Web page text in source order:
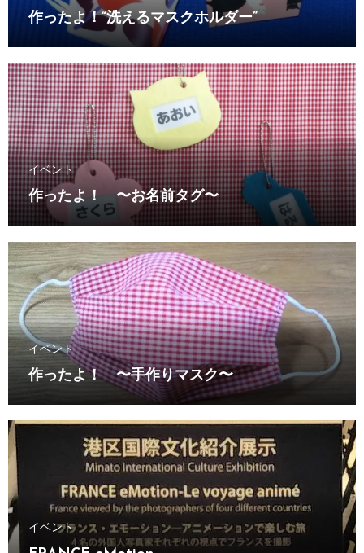
作ったよ！“洗えるマスクホルダー”
イベント
作ったよ！ 〜お名前タグ〜
イベント
作ったよ！ 〜手作りマスク〜
イベント